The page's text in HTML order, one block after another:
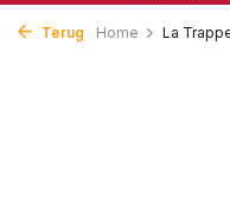
Terug Home La